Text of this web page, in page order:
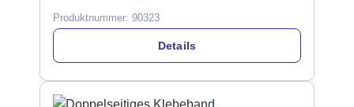
Produktnummer: 90323
Details